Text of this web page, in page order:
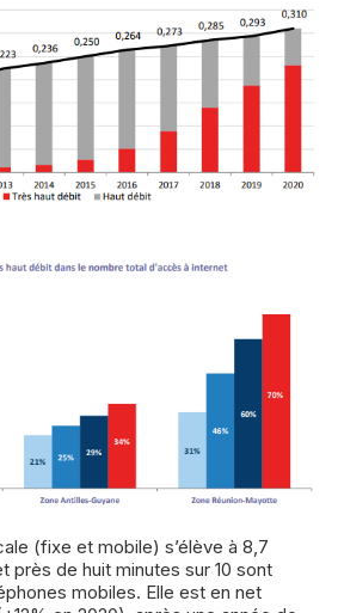
près de huit minutes sur 10 sont
mobiles. Elle est en net